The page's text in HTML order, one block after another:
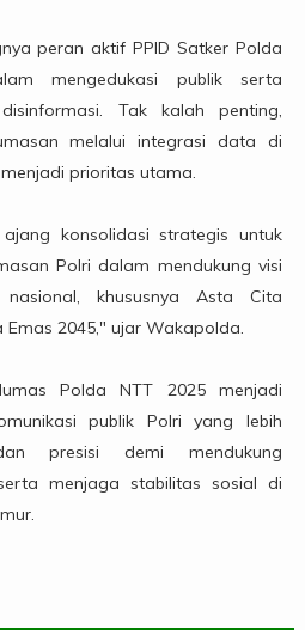
peran aktif PPID Satker Polda
mengedukasi publik serta
Tak kalah penting,
melalui integrasi data di
prioritas utama.
konsolidasi strategis untuk
Polri dalam mendukung visi
khususnya Asta Cita
Emas 2045," ujar Wakapolda.
Polda NTT 2025 menjadi
publik Polri yang lebih
presisi demi mendukung
menjaga stabilitas sosial di